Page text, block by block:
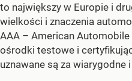
to największy w Europie i
wielkości i znaczenia
AAA – American
ośrodki testowe i
uznawane są za wiarygodne